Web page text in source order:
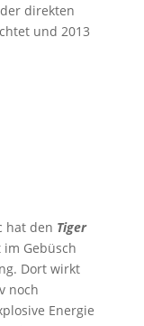
direkten
und 2013
hat den Tiger
im Gebüsch
Dort wirkt
noch
Energie